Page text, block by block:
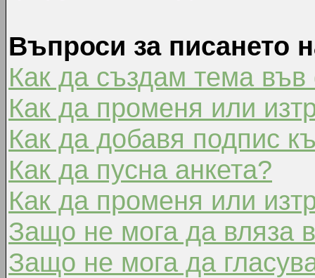
Въпроси за писането
Как да създам тема
Как да променя или
Как да добавя подпис
Как да пусна анкета?
Как да променя или
Защо не мога да вляза
Защо не мога да